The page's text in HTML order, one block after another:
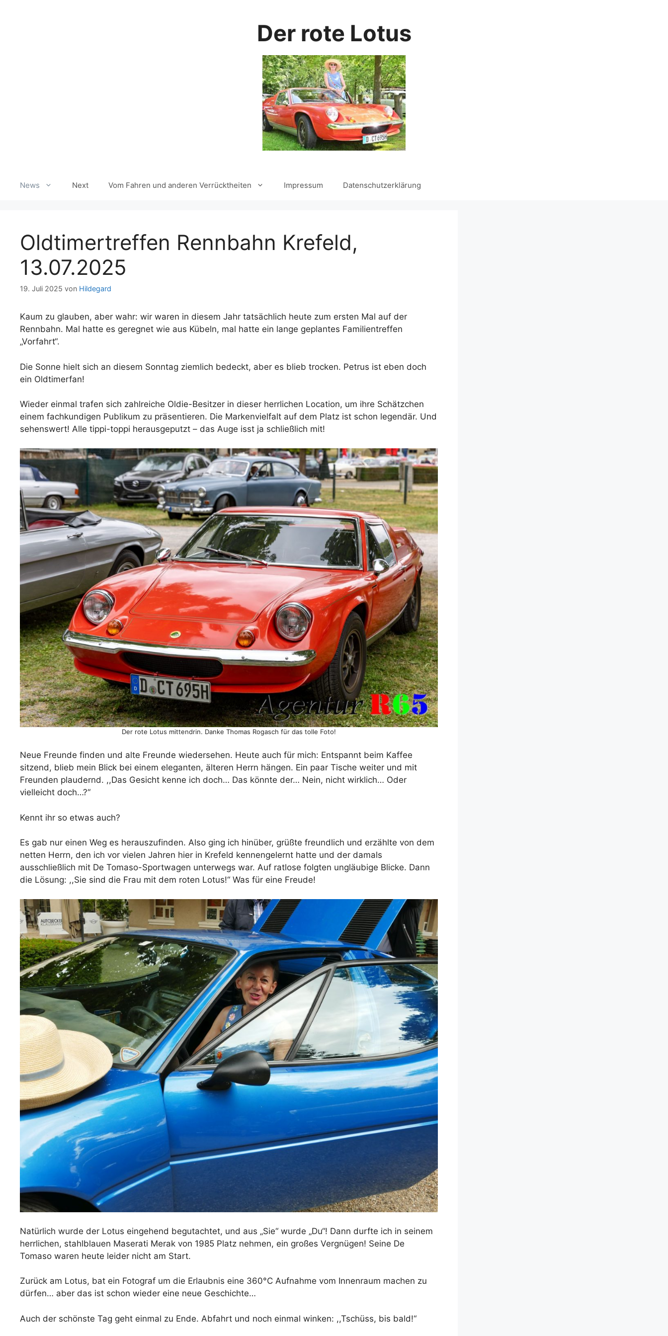
Der rote Lotus
News Next Vom Fahren und anderen Verrücktheiten Impressum Datenschutzerklärung
Oldtimertreffen Rennbahn Krefeld,
13.07.2025
19. Juli 2025 von Hildegard
Kaum zu glauben, aber wahr: wir waren in diesem Jahr tatsächlich heute zum ersten Mal auf der
Rennbahn. Mal hatte es geregnet wie aus Kübeln, mal hatte ein lange geplantes Familientreffen
„Vorfahrt“.
Die Sonne hielt sich an diesem Sonntag ziemlich bedeckt, aber es blieb trocken. Petrus ist eben doch
ein Oldtimerfan!
Wieder einmal trafen sich zahlreiche Oldie-Besitzer in dieser herrlichen Location, um ihre Schätzchen
einem fachkundigen Publikum zu präsentieren. Die Markenvielfalt auf dem Platz ist schon legendär. Und
sehenswert! Alle tippi-toppi herausgeputzt – das Auge isst ja schließlich mit!
Der rote Lotus mittendrin. Danke Thomas Rogasch für das tolle Foto!
Neue Freunde finden und alte Freunde wiedersehen. Heute auch für mich: Entspannt beim Kaffee
sitzend, blieb mein Blick bei einem eleganten, älteren Herrn hängen. Ein paar Tische weiter und mit
Freunden plaudernd. ,,Das Gesicht kenne ich doch… Das könnte der… Nein, nicht wirklich… Oder
vielleicht doch…?“
Kennt ihr so etwas auch?
Es gab nur einen Weg es herauszufinden. Also ging ich hinüber, grüßte freundlich und erzählte von dem
netten Herrn, den ich vor vielen Jahren hier in Krefeld kennengelernt hatte und der damals
ausschließlich mit De Tomaso-Sportwagen unterwegs war. Auf ratlose folgten ungläubige Blicke. Dann
die Lösung: ,,Sie sind die Frau mit dem roten Lotus!“ Was für eine Freude!
Natürlich wurde der Lotus eingehend begutachtet, und aus „Sie“ wurde „Du“! Dann durfte ich in seinem
herrlichen, stahlblauen Maserati Merak von 1985 Platz nehmen, ein großes Vergnügen! Seine De
Tomaso waren heute leider nicht am Start.
Zurück am Lotus, bat ein Fotograf um die Erlaubnis eine 360°C Aufnahme vom Innenraum machen zu
dürfen… aber das ist schon wieder eine neue Geschichte…
Auch der schönste Tag geht einmal zu Ende. Abfahrt und noch einmal winken: ,,Tschüss, bis bald!“